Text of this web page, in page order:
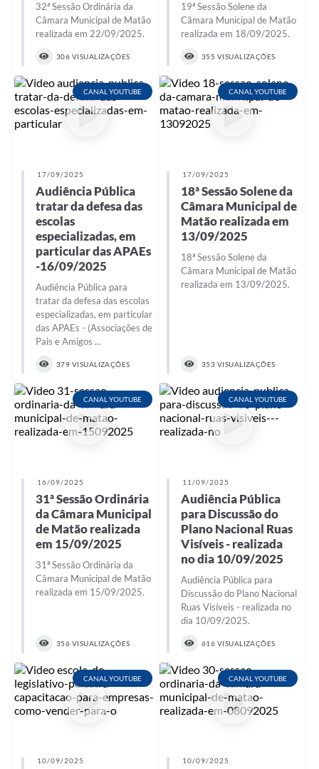
32ª Sessão Ordinária da
Câmara Municipal de Matão
realizada em 22/09/2025.
306 VISUALIZAÇÕES
19ª Sessão Solene da
Câmara Municipal de Matão
realizada em 18/09/2025.
355 VISUALIZAÇÕES
CANAL YOUTUBE
17/09/2025
Audiência Pública
tratar da defesa das
escolas
especializadas, em
particular das APAEs
-16/09/2025
Audiência Pública para
tratar da defesa das escolas
especializadas, em particular
das APAEs - (Associações de
Pais e Amigos ...
379 VISUALIZAÇÕES
CANAL YOUTUBE
17/09/2025
18ª Sessão Solene da
Câmara Municipal de
Matão realizada em
13/09/2025
18ª Sessão Solene da
Câmara Municipal de Matão
realizada em 13/09/2025.
353 VISUALIZAÇÕES
CANAL YOUTUBE
16/09/2025
31ª Sessão Ordinária
da Câmara Municipal
de Matão realizada
em 15/09/2025
31ª Sessão Ordinária da
Câmara Municipal de Matão
realizada em 15/09/2025.
356 VISUALIZAÇÕES
CANAL YOUTUBE
11/09/2025
Audiência Pública
para Discussão do
Plano Nacional Ruas
Visíveis - realizada
no dia 10/09/2025
Audiência Pública para
Discussão do Plano Nacional
Ruas Visíveis - realizada no
dia 10/09/2025.
616 VISUALIZAÇÕES
CANAL YOUTUBE
10/09/2025
CANAL YOUTUBE
10/09/2025